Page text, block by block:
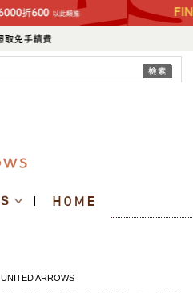
UNITED ARROWS